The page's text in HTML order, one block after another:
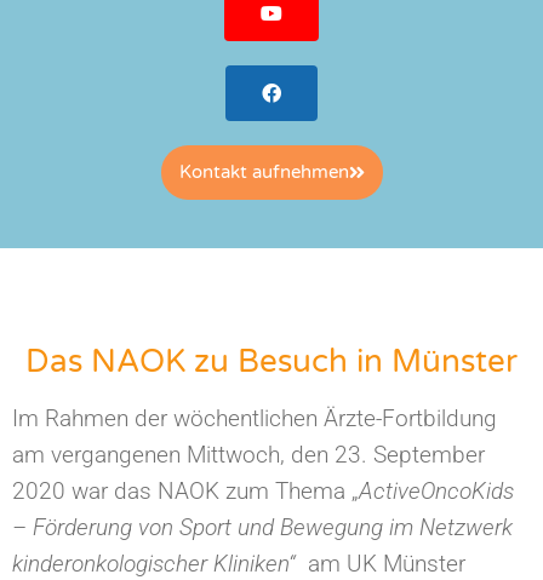
Kontakt aufnehmen
Das NAOK zu Besuch in Münster
Im Rahmen der wöchentlichen Ärzte-Fortbildung
am vergangenen Mittwoch, den 23. September
2020 war das NAOK zum Thema „ActiveOncoKids
– Förderung von Sport und Bewegung im Netzwerk
kinderonkologischer Kliniken“am UK Münster